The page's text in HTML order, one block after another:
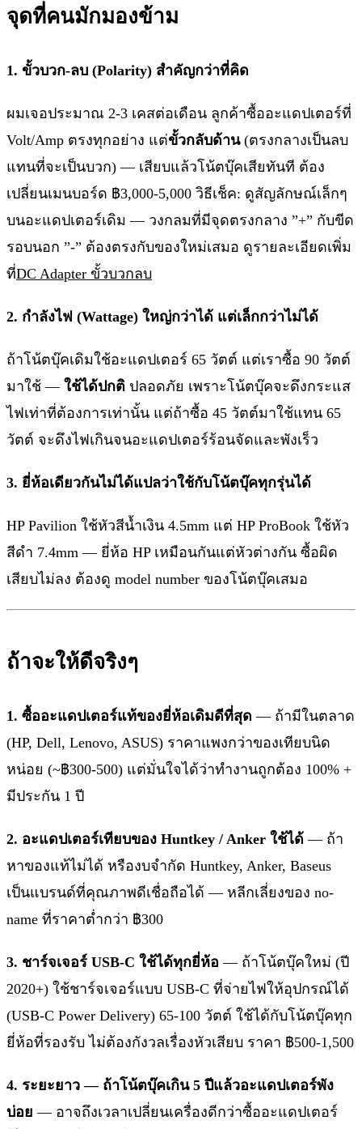
จุดที่คนมักมองข้าม
1. ขั้วบวก-ลบ (Polarity) สำคัญกว่าที่คิด
ผมเจอประมาณ 2-3 เคสต่อเดือน ลูกค้าซื้ออะแดปเตอร์ที่
Volt/Amp ตรงทุกอย่าง แต่ขั้วกลับด้าน(ตรงกลางเป็นลบ
แทนที่จะเป็นบวก) — เสียบแล้วโน้ตบุ๊คเสียทันที ต้อง
เปลี่ยนเมนบอร์ด ฿3,000-5,000 วิธีเช็ค: ดูสัญลักษณ์เล็กๆ
บนอะแดปเตอร์เดิม — วงกลมที่มีจุดตรงกลาง ”+” กับขีด
รอบนอก ”-” ต้องตรงกับของใหม่เสมอ ดูรายละเอียดเพิ่ม
ที่DC Adapter ขั้วบวกลบ
2. กำลังไฟ (Wattage) ใหญ่กว่าได้ แต่เล็กกว่าไม่ได้
ถ้าโน้ตบุ๊คเดิมใช้อะแดปเตอร์ 65 วัตต์ แต่เราซื้อ 90 วัตต์
มาใช้ — ใช้ได้ปกติ ปลอดภัย เพราะโน้ตบุ๊คจะดึงกระแส
ไฟเท่าที่ต้องการเท่านั้น แต่ถ้าซื้อ 45 วัตต์มาใช้แทน 65
วัตต์ จะดึงไฟเกินจนอะแดปเตอร์ร้อนจัดและพังเร็ว
3. ยี่ห้อเดียวกันไม่ได้แปลว่าใช้กับโน้ตบุ๊คทุกรุ่นได้
HP Pavilion ใช้หัวสีน้ำเงิน 4.5mm แต่ HP ProBook ใช้หัว
สีดำ 7.4mm — ยี่ห้อ HP เหมือนกันแต่หัวต่างกัน ซื้อผิด
เสียบไม่ลง ต้องดู model number ของโน้ตบุ๊คเสมอ
ถ้าจะให้ดีจริงๆ
1. ซื้ออะแดปเตอร์แท้ของยี่ห้อเดิมดีที่สุด — ถ้ามีในตลาด
(HP, Dell, Lenovo, ASUS) ราคาแพงกว่าของเทียบนิด
หน่อย (~฿300-500) แต่มั่นใจได้ว่าทำงานถูกต้อง 100% +
มีประกัน 1 ปี
2. อะแดปเตอร์เทียบของ Huntkey / Anker ใช้ได้ — ถ้า
หาของแท้ไม่ได้ หรืองบจำกัด Huntkey, Anker, Baseus
เป็นแบรนด์ที่คุณภาพดีเชื่อถือได้ — หลีกเลี่ยงของ no-
name ที่ราคาต่ำกว่า ฿300
3. ชาร์จเจอร์ USB-C ใช้ได้ทุกยี่ห้อ — ถ้าโน้ตบุ๊คใหม่ (ปี
2020+) ใช้ชาร์จเจอร์แบบ USB-C ที่จ่ายไฟให้อุปกรณ์ได้
(USB-C Power Delivery) 65-100 วัตต์ ใช้ได้กับโน้ตบุ๊คทุก
ยี่ห้อที่รองรับ ไม่ต้องกังวลเรื่องหัวเสียบ ราคา ฿500-1,500
4. ระยะยาว — ถ้าโน้ตบุ๊คเกิน 5 ปีแล้วอะแดปเตอร์พัง
บ่อย — อาจถึงเวลาเปลี่ยนเครื่องดีกว่าซื้ออะแดปเตอร์